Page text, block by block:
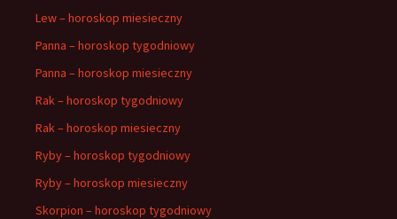
Lew – horoskop miesieczny
Panna – horoskop tygodniowy
Panna – horoskop miesieczny
Rak – horoskop tygodniowy
Rak – horoskop miesieczny
Ryby – horoskop tygodniowy
Ryby – horoskop miesieczny
Skorpion – horoskop tygodniowy